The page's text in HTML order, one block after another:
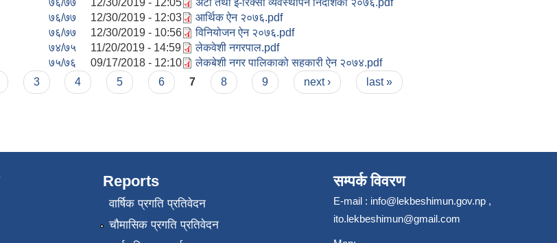
७६/७७ 12/30/2019 - 12:03 आर्थिक ऐन २०७६.pdf
७६/७७ 12/30/2019 - 10:56 विनियोजन ऐन २०७६.pdf
७४/७५ 11/20/2019 - 14:59 लेकवेशी नगरपाल.pdf
७५/७६ 09/17/2018 - 12:10 लेकबेशी नगर पालिकाको सहकारी ऐन २०७४.pdf
3 4 5 6 7 8 9 next › last »
Reports
वार्षिक प्रगति प्रतिवेदन
चौमासिक प्रगति प्रतिवेदन
सम्पर्क विवरण
E-mail : info@lekbeshimun.gov.np ,
ito.lekbeshimun@gmail.com